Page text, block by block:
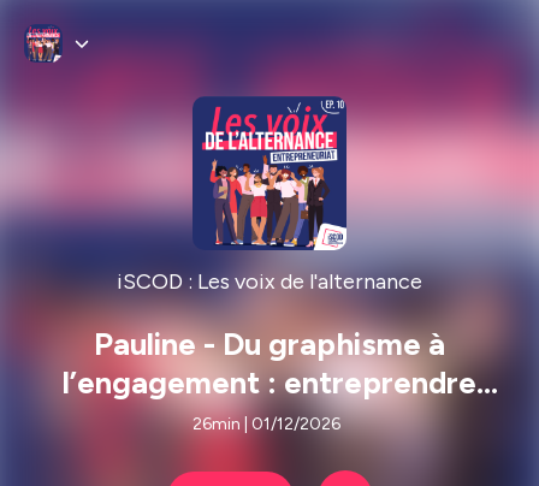
iSCOD : Les voix de l'alternance
Pauline - Du graphisme à
l’engagement : entreprendre
autrement quand on sort
26min | 01/12/2026